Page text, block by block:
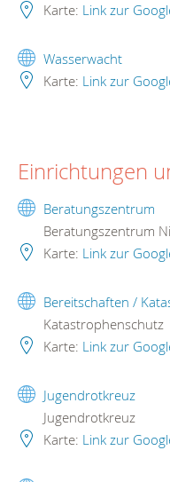
Karte: Link zur
Wasserwacht
Karte: Link zur
Einrichtungen
Beratungszentrum
Beratungszentrum
Karte: Link zur
Bereitschaften /
Katastrophenschutz
Karte: Link zur
Jugendrotkreuz
Jugendrotkreuz
Karte: Link zur